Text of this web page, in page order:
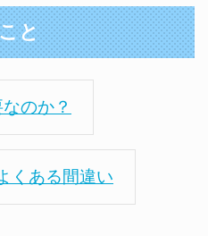
と
のか？
くある間違い